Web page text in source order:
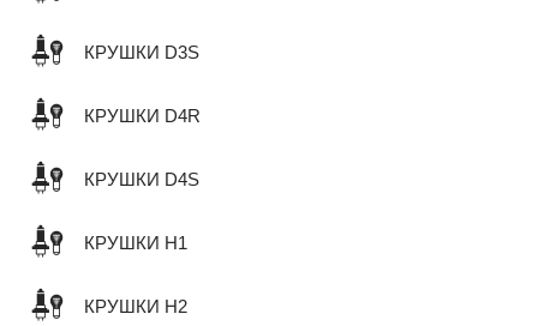
КРУШКИ D3S
КРУШКИ D4R
КРУШКИ D4S
КРУШКИ H1
КРУШКИ H2